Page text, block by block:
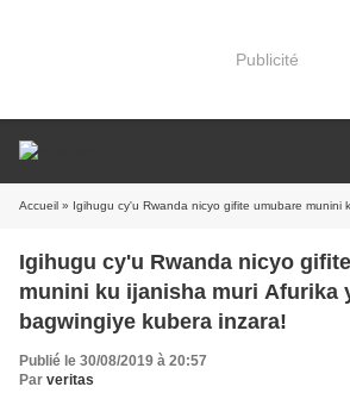
Publicité
Accueil » Igihugu cy'u Rwanda nicyo gifite umubare munini ku ijanisha muri Afurika
Igihugu cy'u Rwanda nicyo
munini ku ijanisha muri Afurika
bagwingiye kubera inzara!
Publié le 30/08/2019 à 20:57
Par veritas